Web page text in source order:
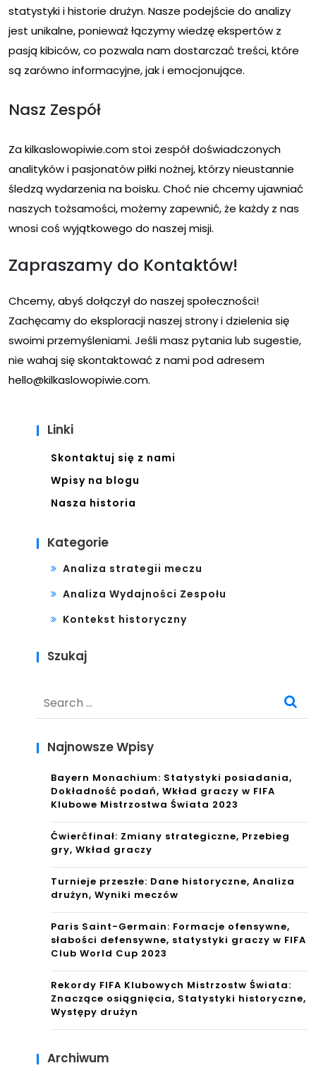
statystyki i historie drużyn. Nasze podejście do analizy
jest unikalne, ponieważ łączymy wiedzę ekspertów z
pasją kibiców, co pozwala nam dostarczać treści, które
są zarówno informacyjne, jak i emocjonujące.
Nasz Zespół
Za kilkaslowopiwie.com stoi zespół doświadczonych
analityków i pasjonatów piłki nożnej, którzy nieustannie
śledzą wydarzenia na boisku. Choć nie chcemy ujawniać
naszych tożsamości, możemy zapewnić, że każdy z nas
wnosi coś wyjątkowego do naszej misji.
Zapraszamy do Kontaktów!
Chcemy, abyś dołączył do naszej społeczności!
Zachęcamy do eksploracji naszej strony i dzielenia się
swoimi przemyśleniami. Jeśli masz pytania lub sugestie,
nie wahaj się skontaktować z nami pod adresem
hello@kilkaslowopiwie.com.
Linki
Skontaktuj się z nami
Wpisy na blogu
Nasza historia
Kategorie
Analiza strategii meczu
Analiza Wydajności Zespołu
Kontekst historyczny
Szukaj
for:
Najnowsze Wpisy
Bayern Monachium: Statystyki posiadania,
Dokładność podań, Wkład graczy w FIFA
Klubowe Mistrzostwa Świata 2023
Ćwierćfinał: Zmiany strategiczne, Przebieg
gry, Wkład graczy
Turnieje przeszłe: Dane historyczne, Analiza
drużyn, Wyniki meczów
Paris Saint-Germain: Formacje ofensywne,
słabości defensywne, statystyki graczy w FIFA
Club World Cup 2023
Rekordy FIFA Klubowych Mistrzostw Świata:
Znaczące osiągnięcia, Statystyki historyczne,
Występy drużyn
Archiwum